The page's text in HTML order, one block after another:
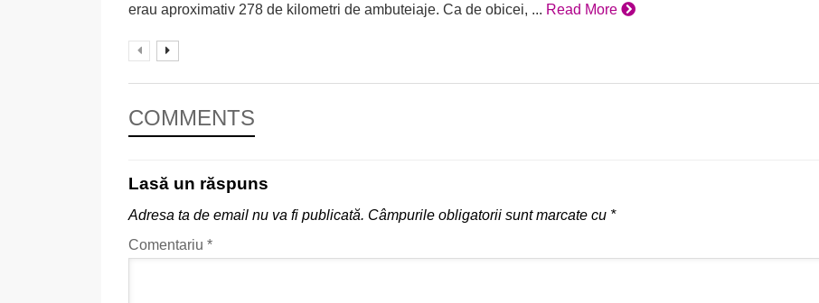
erau aproximativ 278 de kilometri de ambuteiaje. Ca de obicei, ... Read More
COMMENTS
Lasă un răspuns
Adresa ta de email nu va fi publicată. Câmpurile obligatorii sunt marcate cu *
Comentariu *